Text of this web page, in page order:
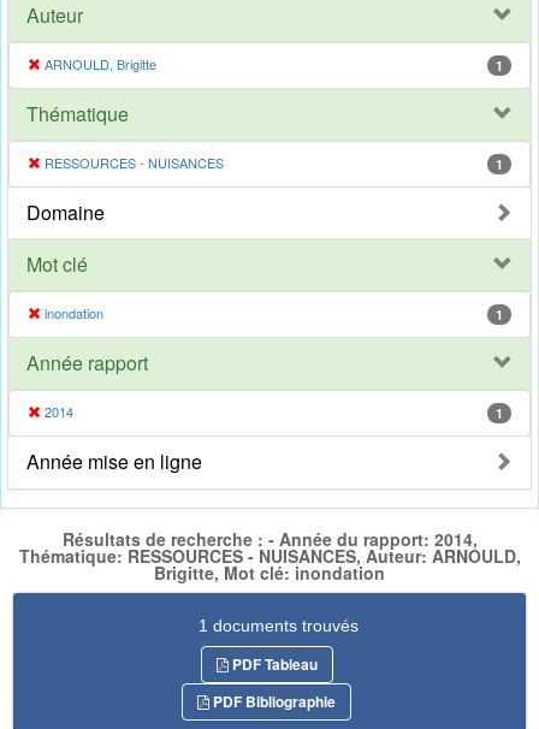
Auteur
ARNOULD, Brigitte 1
Thématique
RESSOURCES - NUISANCES 1
Domaine
Mot clé
inondation 1
Année rapport
2014 1
Année mise en ligne
Résultats de recherche : - Année du rapport: 2014,
Thématique: RESSOURCES - NUISANCES, Auteur: ARNOULD,
Brigitte, Mot clé: inondation
1 documents trouvés
PDF Tableau
PDF Bibliographie